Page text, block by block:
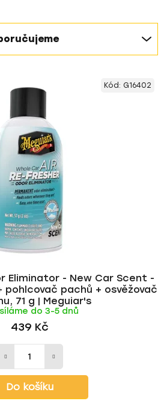
Eliminator - New Car Scent -
pachů + osvěžovač
71 g | Meguiar's
do 3-5 dnů
439 Kč
Do košíku
Kód: G16402